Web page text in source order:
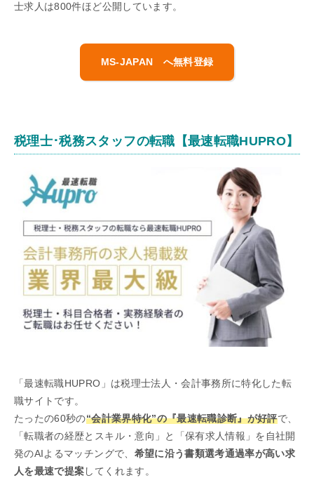
士求人は800件ほど公開しています。
MS-JAPAN へ無料登録
税理士･税務スタッフの転職【最速転職HUPRO】
「最速転職HUPRO」は税理士法人・会計事務所に特化した転
職サイトです。
たったの60秒の“会計業界特化”の『最速転職診断』が好評で、
「転職者の経歴とスキル・意向」と「保有求人情報」を自社開
発のAIよるマッチングで、 希望に沿う書類選考通過率が高い求
人を最速で提案してくれます。